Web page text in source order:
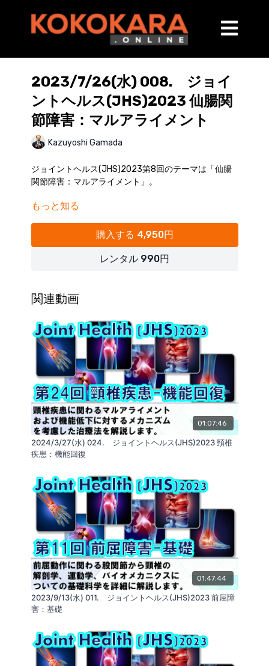
2023/7/26(水) 008. ジョイ
ントヘルス(JHS)2023 仙腸関
節障害：マルアライメント
Kazuyoshi Gamada
ジョイントヘルス(JHS)2023第8回のテーマは「仙腸
関節障害：マルアライメント」。
仙腸関節のマルアライメントの基礎科学および概念、
・疾患概念
・骨盤・胸郭・腰椎の影響
・PGP評価
・骨盤のマルアライメント
・骨盤アライメント評価
・治療
■Kokokara.onlineを運営する会社：
ReaLine Seminarshttps://seminar.realine.org/
株式会社GLABhttps://glab.shop/
SNShttps://linktr.ee/GLABInc
リアライン・イノベーション研究会
https://realine.org/
もっと知る
購入する 4,950円
レンタル 990円
関連動画
01:07:46
2024/3/27(水) 024. ジョイントヘルス(JHS)2023 頸椎
疾患：機能回復
01:47:44
2023/9/13(水) 011. ジョイントヘルス(JHS)2023 前屈障
害：基礎